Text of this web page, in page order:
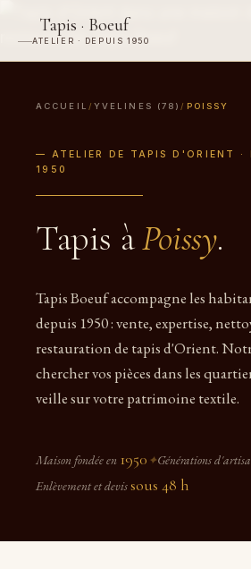
Tapis · Boeuf
ATELIER · DEPUIS 1950
ACCUEIL / YVELINES (78) / POISSY
— ATELIER DE TAPIS D'ORIENT ·
1950
Tapis àPoissy.
Tapis Boeuf accompagne les
depuis 1950 : vente, expertise,
restauration de tapis d'Orient.
chercher vos pièces dans les
veille sur votre patrimoine textile.
Maison fondée en 1950 ✦Générations
Enlèvement et devissous 48 h